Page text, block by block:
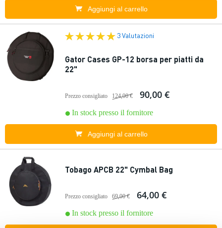
Aggiungi al carrello
3 Valutazioni
Gator Cases GP-12 borsa per piatti da
22"
Prezzo consigliato 124,00 € 90,00 €
In stock presso il fornitore
Aggiungi al carrello
Tobago APCB 22" Cymbal Bag
Prezzo consigliato 69,00 € 64,00 €
In stock presso il fornitore